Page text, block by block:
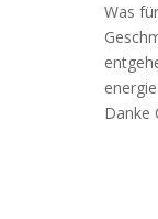
Was
Danke